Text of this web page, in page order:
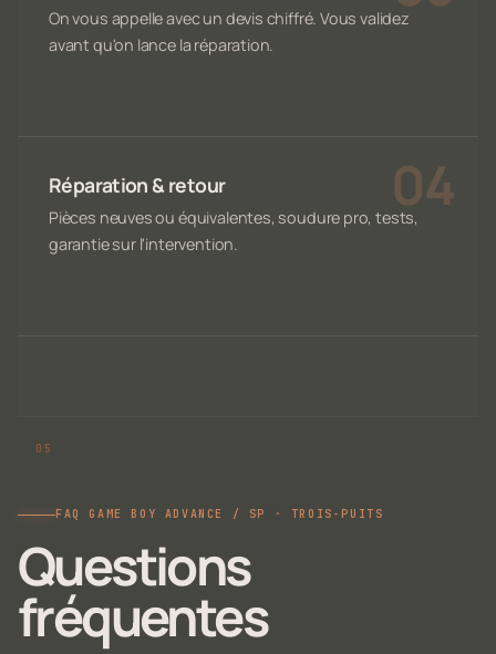
On vous appelle avec un devis chiffré. Vous validez
avant qu'on lance la réparation.
Réparation & retour
Pièces neuves ou équivalentes, soudure pro, tests,
garantie sur l'intervention.
FAQ GAME BOY ADVANCE / SP · TROIS-PUITS
Questions
fréquentes